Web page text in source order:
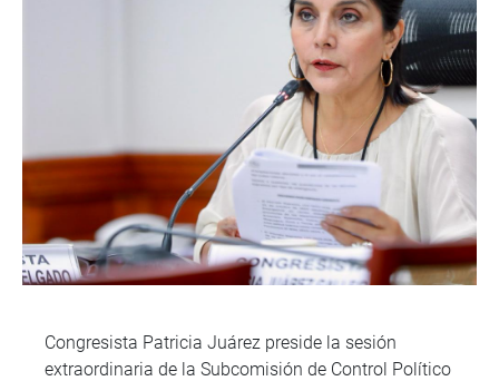
Congresista Patricia Juárez preside la sesión
extraordinaria de la Subcomisión de Control Político